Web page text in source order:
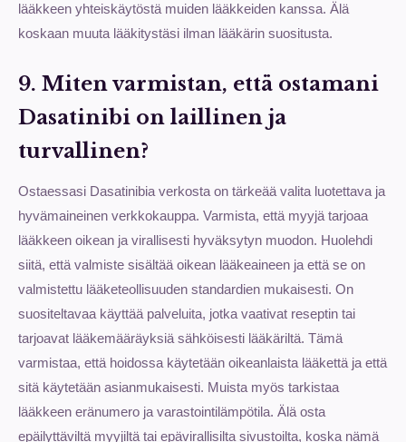
lääkkeen yhteiskäytöstä muiden lääkkeiden kanssa. Älä
koskaan muuta lääkitystäsi ilman lääkärin suositusta.
9. Miten varmistan, että ostamani
Dasatinibi on laillinen ja
turvallinen?
Ostaessasi Dasatinibia verkosta on tärkeää valita luotettava ja
hyvämaineinen verkkokauppa. Varmista, että myyjä tarjoaa
lääkkeen oikean ja virallisesti hyväksytyn muodon. Huolehdi
siitä, että valmiste sisältää oikean lääkeaineen ja että se on
valmistettu lääketeollisuuden standardien mukaisesti. On
suositeltavaa käyttää palveluita, jotka vaativat reseptin tai
tarjoavat lääkemääräyksiä sähköisesti lääkäriltä. Tämä
varmistaa, että hoidossa käytetään oikeanlaista lääkettä ja että
sitä käytetään asianmukaisesti. Muista myös tarkistaa
lääkkeen eränumero ja varastointilämpötila. Älä osta
epäilyttäviltä myyjiltä tai epävirallisilta sivustoilta, koska nämä